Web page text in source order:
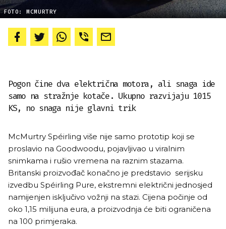
FOTO: MCMURTRY
Pogon čine dva električna motora, ali snaga ide
samo na stražnje kotače. Ukupno razvijaju 1015
KS, no snaga nije glavni trik
McMurtry Spéirling više nije samo prototip koji se
proslavio na Goodwoodu, pojavljivao u viralnim
snimkama i rušio vremena na raznim stazama.
Britanski proizvođač konačno je predstavio serijsku
izvedbu Spéirling Pure, ekstremni električni jednosjed
namijenjen isključivo vožnji na stazi. Cijena počinje od
oko 1,15 milijuna eura, a proizvodnja će biti ograničena
na 100 primjeraka.